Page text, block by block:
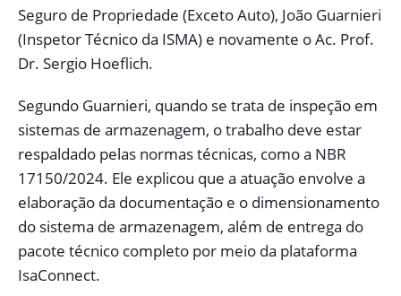
Seguro de Propriedade (Exceto Auto), João Guarnieri
(Inspetor Técnico da ISMA) e novamente o Ac. Prof.
Dr. Sergio Hoeflich.
Segundo Guarnieri, quando se trata de inspeção em
sistemas de armazenagem, o trabalho deve estar
respaldado pelas normas técnicas, como a NBR
17150/2024. Ele explicou que a atuação envolve a
elaboração da documentação e o dimensionamento
do sistema de armazenagem, além de entrega do
pacote técnico completo por meio da plataforma
IsaConnect.